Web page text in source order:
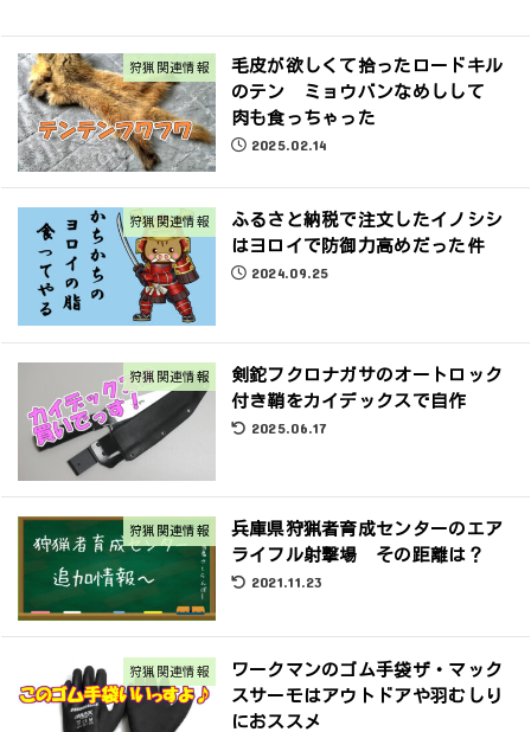
狩猟関連情報
毛皮が欲しくて拾ったロードキル
のテン ミョウバンなめしして
肉も食っちゃった
2025.02.14
狩猟関連情報
ふるさと納税で注文したイノシシ
はヨロイで防御力高めだった件
2024.09.25
狩猟関連情報
剣鉈フクロナガサのオートロック
付き鞘をカイデックスで自作
2025.06.17
狩猟関連情報
兵庫県狩猟者育成センターのエア
ライフル射撃場 その距離は？
2021.11.23
狩猟関連情報
ワークマンのゴム手袋ザ・マック
スサーモはアウトドアや羽むしり
におススメ